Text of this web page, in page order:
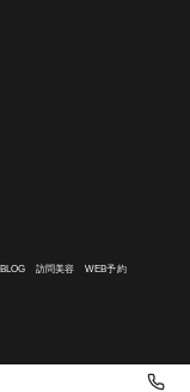
BLOG 訪問美容 WEB予約